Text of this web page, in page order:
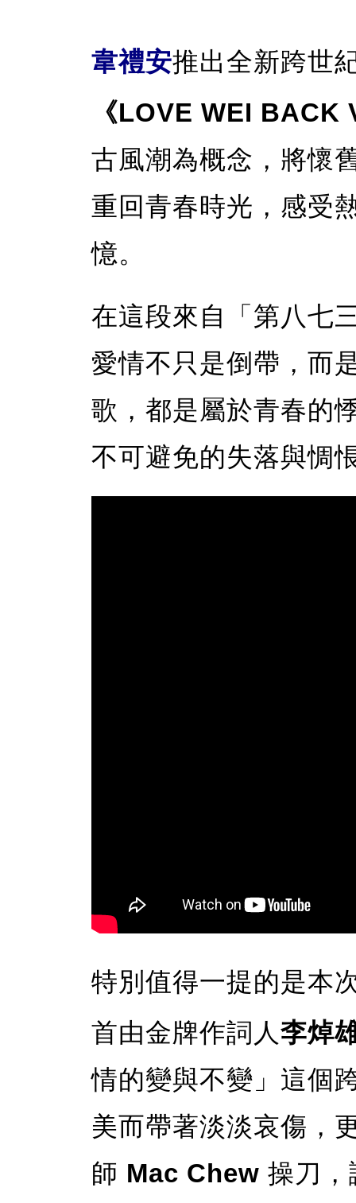
韋禮安推出全新跨世
《LOVE WEI BACK
古風潮為概念，將懷
重回青春時光，感受
憶。
在這段來自「第八七
愛情不只是倒帶，而
歌，都是屬於青春的
不可避免的失落與惆
特別值得一提的是本
首由金牌作詞人李焯
情的變與不變」這個
美而帶著淡淡哀傷，
師 Mac Chew 操刀